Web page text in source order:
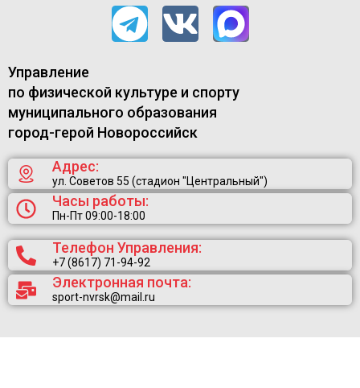
Управление
по физической культуре и спорту
муниципального образования
город-герой Новороссийск
Адрес:
ул. Советов 55 (стадион "Центральный")
Часы работы:
Пн-Пт 09:00-18:00
Телефон Управления:
+7 (8617) 71-94-92
Электронная почта:
sport-nvrsk@mail.ru